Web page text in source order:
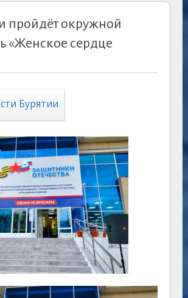
пройдёт окружной
«Женское сердце
Бурятии